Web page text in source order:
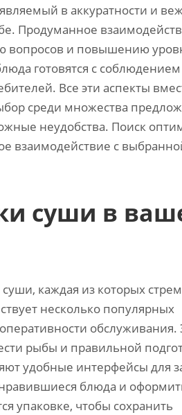
в аккуратности и
Продуманное
вопросов и повышению
готовятся с соблюдением
Все эти аспекты
среди множества
неудобства. Поиск
взаимодействие с
суши в
каждая из которых
несколько популярных
обслуживания.
рыбы и правильной
удобные интерфейсы для
блюда и
упаковке‚ чтобы сохранить